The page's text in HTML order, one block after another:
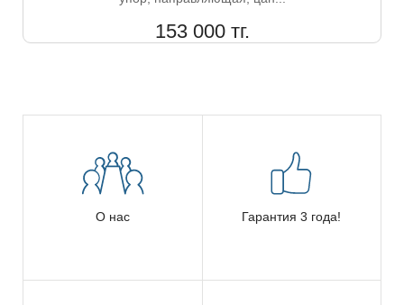
153 000 тг.
О нас Гарантия 3 года!